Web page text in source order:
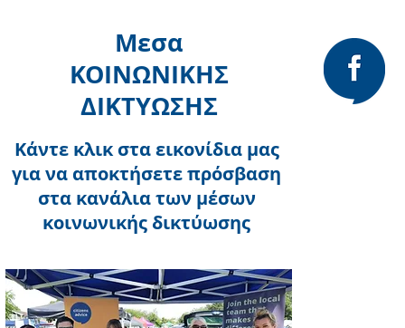
Μεσα
ΚΟΙΝΩΝΙΚΗΣ
ΔΙΚΤΥΩΣΗΣ
Κάντε κλικ στα εικονίδια μας
για να αποκτήσετε πρόσβαση
στα κανάλια των μέσων
κοινωνικής δικτύωσης